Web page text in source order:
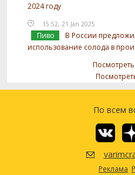
2024 году
15:52, 21 Jan 2025
Пиво
В России
использование солода в
По всем
Реклама